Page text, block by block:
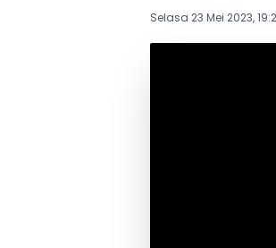
Selasa 23 Mei 2023,